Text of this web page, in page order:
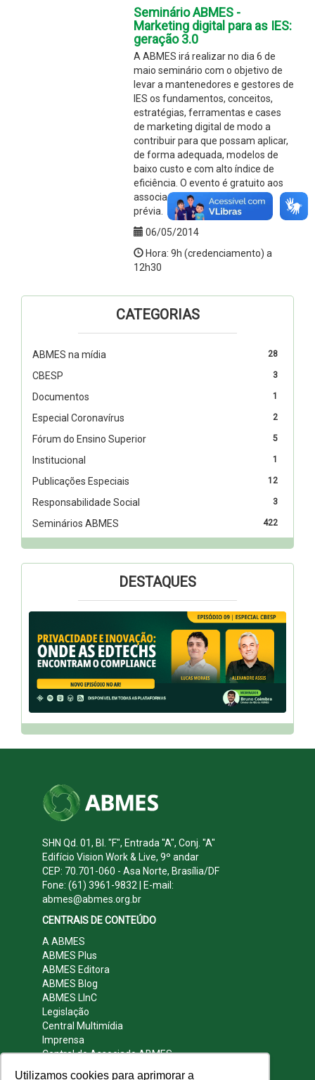
Utilizamos cookies para aprimorar a
Seminário ABMES -
Marketing digital para as IES:
geração 3.0
A ABMES irá realizar no dia 6 de
maio seminário com o objetivo de
levar a mantenedores e gestores de
IES os fundamentos, conceitos,
estratégias, ferramentas e cases
de marketing digital de modo a
contribuir para que possam aplicar,
de forma adequada, modelos de
baixo custo e com alto índice de
eficiência. O evento é gratuito aos
associados, mediante inscrição
prévia.
06/05/2014
Hora: 9h (credenciamento) a
12h30
CATEGORIAS
28
ABMES na mídia
3
CBESP
1
Documentos
2
Especial Coronavírus
5
Fórum do Ensino Superior
1
Institucional
12
Publicações Especiais
3
Responsabilidade Social
422
Seminários ABMES
DESTAQUES
SHN Qd. 01, Bl. "F", Entrada "A", Conj. "A"
Edifício Vision Work & Live, 9º andar
CEP: 70.701-060 - Asa Norte, Brasília/DF
Fone: (61) 3961-9832 | E-mail:
abmes@abmes.org.br
CENTRAIS DE CONTEÚDO
A ABMES
ABMES Plus
ABMES Editora
ABMES Blog
ABMES LInC
Legislação
Central Multimídia
Imprensa
Central do Associado ABMES